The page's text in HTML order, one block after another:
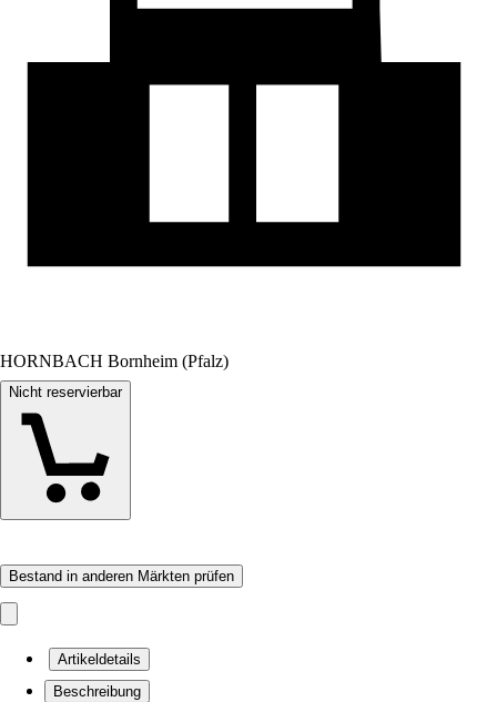
HORNBACH Bornheim (Pfalz)
Nicht reservierbar
Bestand in anderen Märkten prüfen
Artikeldetails
Beschreibung